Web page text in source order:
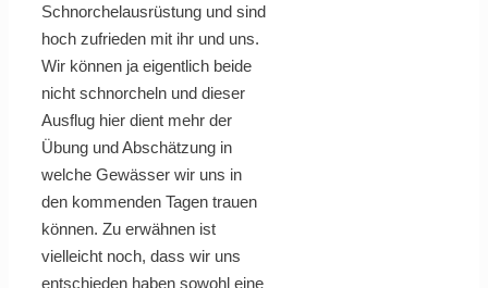
Schnorchelausrüstung und sind
hoch zufrieden mit ihr und uns.
Wir können ja eigentlich beide
nicht schnorcheln und dieser
Ausflug hier dient mehr der
Übung und Abschätzung in
welche Gewässer wir uns in
den kommenden Tagen trauen
können. Zu erwähnen ist
vielleicht noch, dass wir uns
entschieden haben sowohl eine